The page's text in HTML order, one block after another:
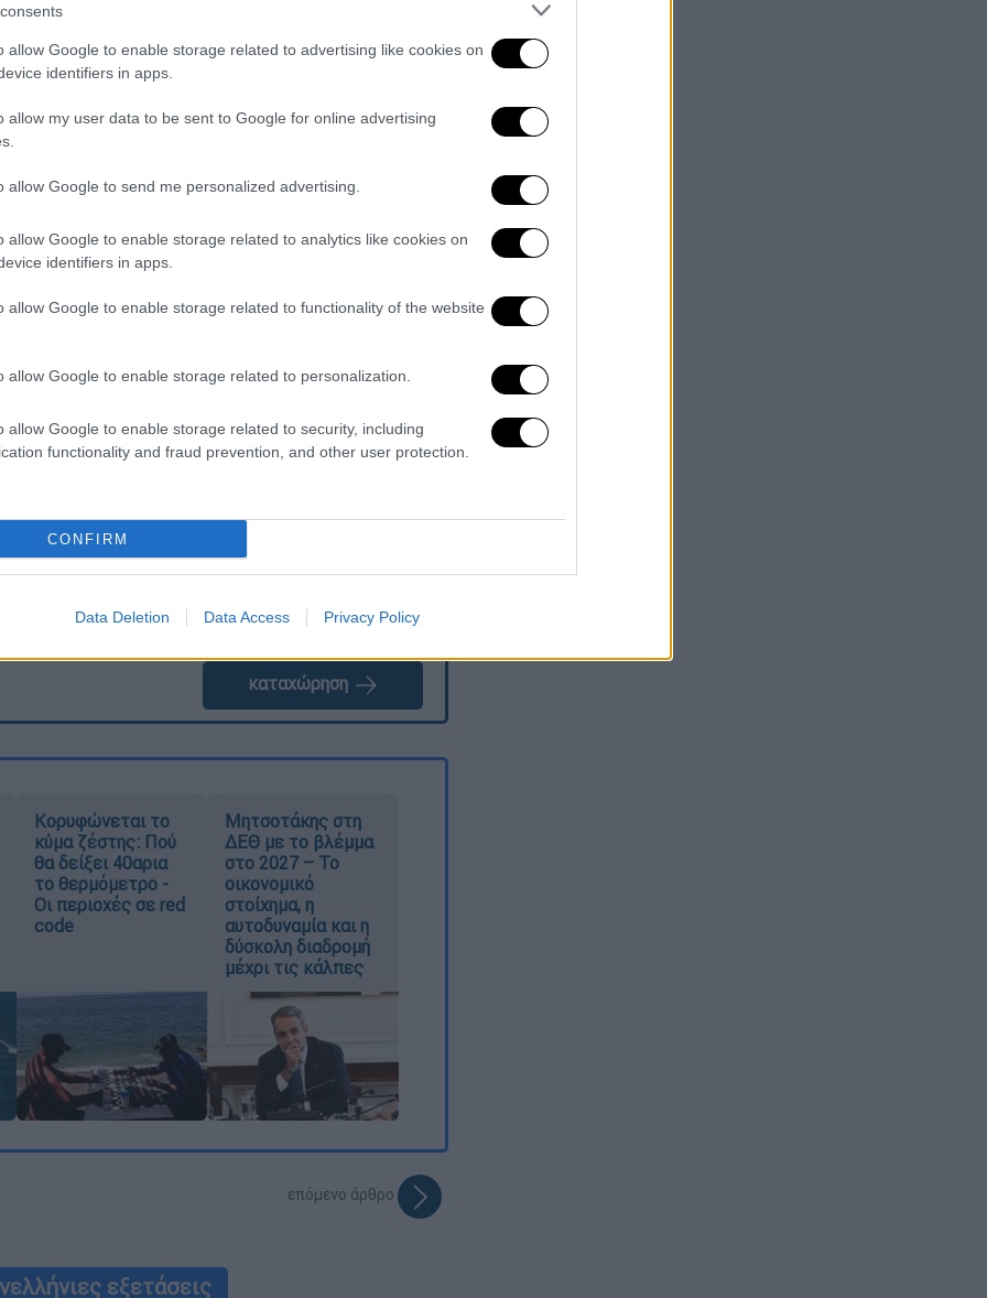
allow Google to enable storage related to advertising like cookies on
identifiers in apps.
allow my user data to be sent to Google for online advertising
allow Google to send me personalized advertising.
allow Google to enable storage related to analytics like cookies on
identifiers in apps.
allow Google to enable storage related to functionality of the website
allow Google to enable storage related to personalization.
allow Google to enable storage related to security, including
functionality and fraud prevention, and other user protection.
CONFIRM
Data Deletion Data Access Privacy Policy
τα θέματα που έπεσαν σήμερα
Εσωτερικής Καύσης ΙΙ (ΜΕΚ ΙΙ) και
στις 8:30και οι υποψήφιοι θα πρέπει
μέχρι τις 8:00.
στα μαθήματα ειδικότητας θα
ΕΘΝΟΣ θα παρεμβαίνει και τα προσβλητικά σχόλια θα
καταχώρηση
Κορυφώνεται το
κύμα ζέστης: Πού
θα δείξει 40αρια
το θερμόμετρο -
Οι περιοχές σε red
code
Μητσοτάκης στη
ΔΕΘ με το βλέμμα
στο 2027 – Το
οικονομικό
στοίχημα, η
αυτοδυναμία και η
δύσκολη διαδρομή
μέχρι τις κάλπες
επόμενο άρθρο
εξετάσεις